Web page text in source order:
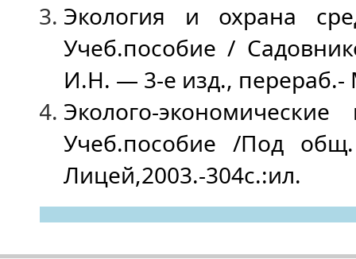
Экология и охрана
Учеб.пособие /
И.Н. — 3-е изд.,
Эколого-
Учеб.пособие /Под
Лицей,2003.-304с.:ил.